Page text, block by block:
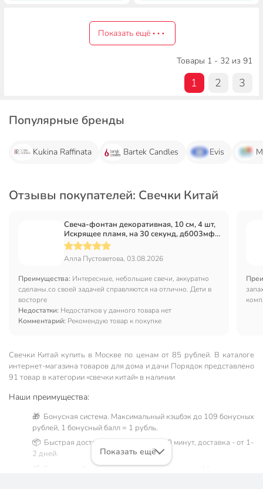
Показать ещё
Товары 1 - 32 из 91
1 2 3
Популярные бренды
Kukina Raffinata Bartek Candles Evis
Отзывы покупателей: Свечки Китай
Свеча-фонтан декоративная, 10 см, 4 шт,
Искрящее пламя, на 30 секунд, дб003мф/
ТС-1030
Алла Пустоветова, 03.08.2026
Преимущества: Интересные, небольшие свечи, аккуратно
сделаны.со своей задачей справляются на отлично. Дети в
восторге
Недостатки: Недостатков у данного товара нет
Комментарий: Рекомендую товар к покупке
Свечки Китай купить в Москве по ценам от 85 рублей. В каталоге
интернет-магазина товаров для дома и дачи Порядок представлено
91 товар в категории «свечки китай» в наличии
Наши преимущества:
🎁 Бонусная система. Максимальный кэшбэк до 109 бонусных
рублей, 1 бонусный балл = 1 рубль.
📦 Быстрая доставка. Самовывоз от 60 минут, доставка - от 1-
2 дней.
🛒 Бесплатный самовывоз из магазинов города Москва.
Показать ещё